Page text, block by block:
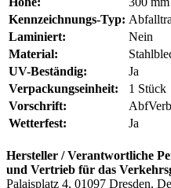
Kennzeichnungs-Typ:
Laminiert:
Nein
Material:
UV-Beständig:
Ja
Verpackungseinheit:
1 Stück
Vorschrift:
Wetterfest:
Ja
Hersteller / Verantwortliche
und Vertrieb für das
Palaisplatz 4, 01097 Dresden,